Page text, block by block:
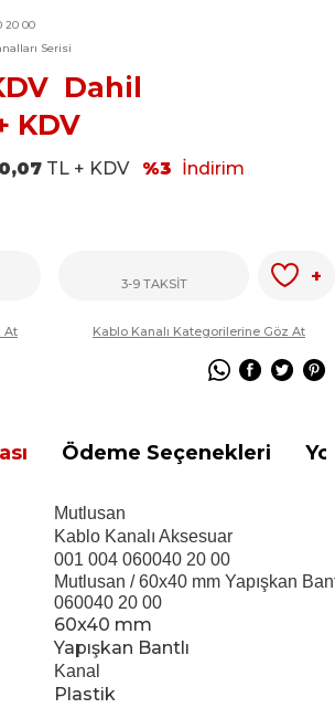
20 00
Serisi
Dahil
KDV
TL + KDV %3 İndirim
3-9 TAKSİT +
At Kablo Kanalı Kategorilerine Göz At
Ödeme Seçenekleri
Mutlusan
Kablo Kanalı Aksesuar
001 004 060040 20 00
Mutlusan / 60x40 mm Yapışkan
060040 20 00
60x40 mm
Yapışkan Bantlı
Kanal
Plastik